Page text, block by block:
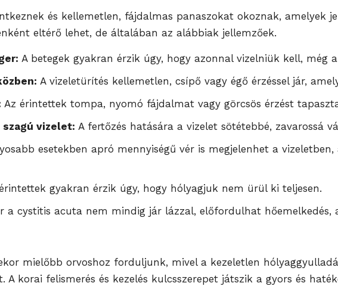
és kellemetlen, fájdalmas panaszokat okoznak, amelyek
eltérő lehet, de általában az alábbiak jellemzőek.
A betegek gyakran érzik úgy, hogy azonnal vizelniük kell, még
A vizeletürítés kellemetlen, csípő vagy égő érzéssel jár,
Az érintettek tompa, nyomó fájdalmat vagy görcsös érzést
vizelet: A fertőzés hatására a vizelet sötétebbé, zavarossá
esetekben apró mennyiségű vér is megjelenhet a
gyakran érzik úgy, hogy hólyagjuk nem ürül ki teljesen.
a cystitis acuta nem mindig jár lázzal, előfordulhat hőemelkedés,
mielőbb orvoshoz forduljunk, mivel a kezeletlen
A korai felismerés és kezelés kulcsszerepet játszik a gyors és